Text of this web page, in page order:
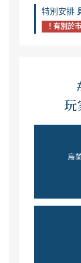
特別安排
！有別於
烏